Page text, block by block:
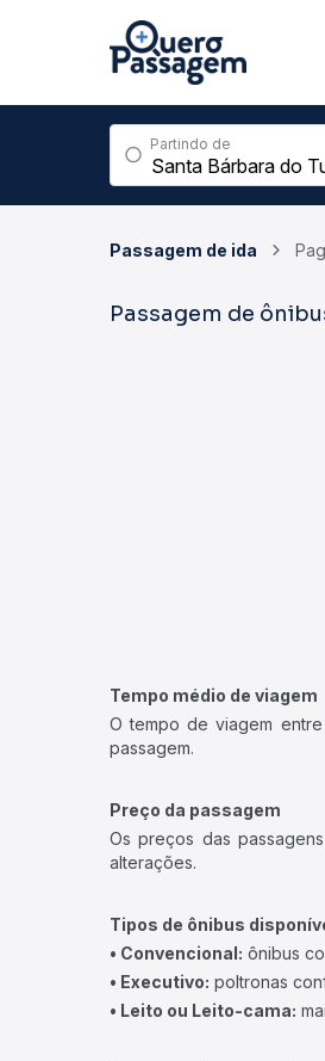
Partindo de
Passagem de ida
Passagem de
Tempo médio de viagem
O tempo de viagem
passagem.
Preço da passagem
Os preços das
alterações.
Tipos de ônibus
• Convencional: ônibus
• Executivo: poltronas
• Leito ou Leito-cama: